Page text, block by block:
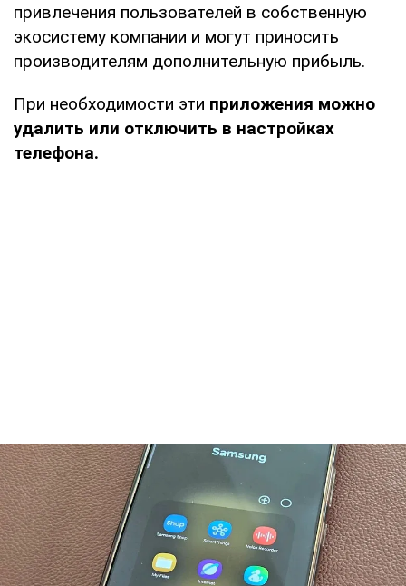
привлечения пользователей в собственную
экосистему компании и могут приносить
производителям дополнительную прибыль.
При необходимости эти приложения можно
удалить или отключить в настройках
телефона.